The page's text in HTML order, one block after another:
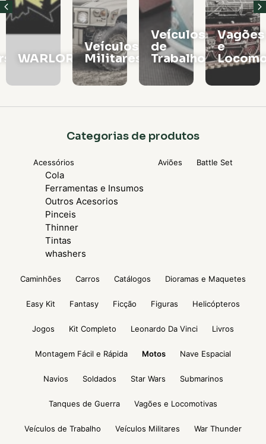
WARLORD
Veículos
Militares
Veículos
de
Trabalho
Vagões
e
Categorias de produtos
Acessórios
Cola
Ferramentas e Insumos
Outros Acesorios
Pinceis
Thinner
Tintas
whashers
Aviões Battle Set
Caminhões Carros Catálogos Dioramas e Maquetes
Easy Kit Fantasy Ficção Figuras Helicópteros
Jogos Kit Completo Leonardo Da Vinci Livros
Montagem Fácil e Rápida Motos Nave Espacial
Navios Soldados Star Wars Submarinos
Tanques de Guerra Vagões e Locomotivas
Veículos de Trabalho Veículos Militares War Thunder